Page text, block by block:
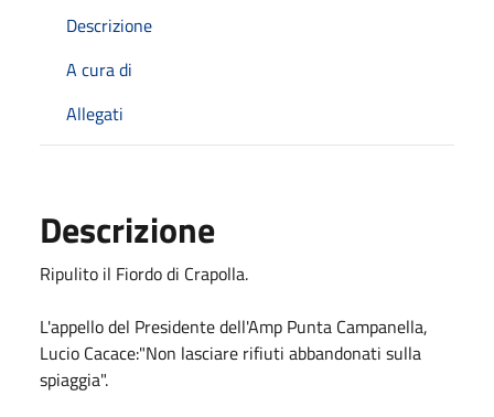
Descrizione
A cura di
Allegati
Descrizione
Ripulito il Fiordo di Crapolla.
L'appello del Presidente dell'Amp Punta Campanella,
Lucio Cacace:"Non lasciare rifiuti abbandonati sulla
spiaggia".